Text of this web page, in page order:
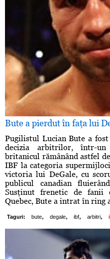
Bute a pierdut în faţa lui
Pugilistul Lucian Bute a
decizia arbitrilor, într-
britanicul rămânând astfel
IBF la categoria
victoria lui DeGale, cu scorul
publicul canadian
Susţinut frenetic de fanii
Quebec, Bute a intrat în ring
Taguri: bute, degale, ibf, arbitri,